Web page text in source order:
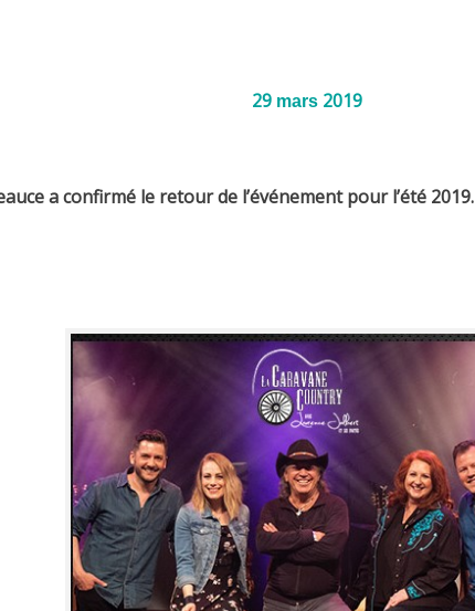
29 mars 2019
a confirmé le retour de l’événement pour l’été 2019.